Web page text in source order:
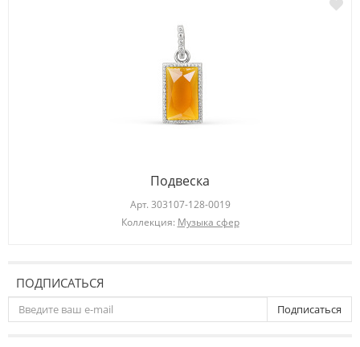
Подвеска
Арт. 303107-128-0019
Коллекция: Музыка сфер
ПОДПИСАТЬСЯ
Подписаться